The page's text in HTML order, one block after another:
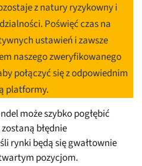
z natury ryzykowny i
Poświęć czas na
ustawień i zawsze
naszego zweryfikowanego
połączyć się z odpowiednim
platformy.
może szybko pogłębić
błędnie
rynki będą się gwałtownie
pozycjom.